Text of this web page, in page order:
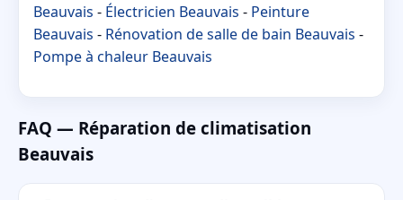
Beauvais - Électricien Beauvais - Peinture
Beauvais - Rénovation de salle de bain Beauvais -
Pompe à chaleur Beauvais
FAQ — Réparation de climatisation
Beauvais